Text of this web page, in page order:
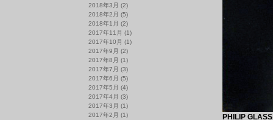
PHILIP
2018年3月 (2)
2018年2月 (5)
2018年1月 (2)
2017年11月 (1)
2017年10月 (1)
2017年9月 (2)
2017年8月 (1)
2017年7月 (3)
2017年6月 (5)
2017年5月 (4)
2017年4月 (3)
2017年3月 (1)
2017年2月 (1)